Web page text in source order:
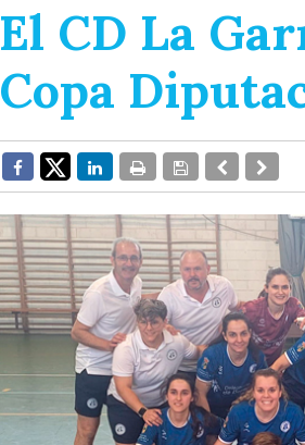
El CD La
Copa